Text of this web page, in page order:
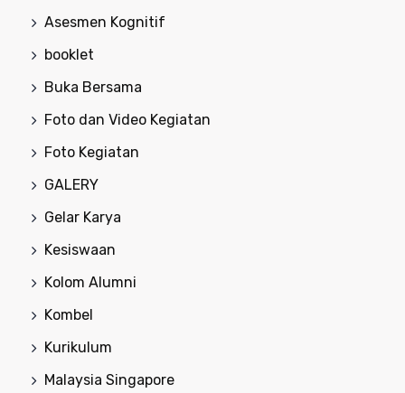
Asesmen Kognitif
booklet
Buka Bersama
Foto dan Video Kegiatan
Foto Kegiatan
GALERY
Gelar Karya
Kesiswaan
Kolom Alumni
Kombel
Kurikulum
Malaysia Singapore